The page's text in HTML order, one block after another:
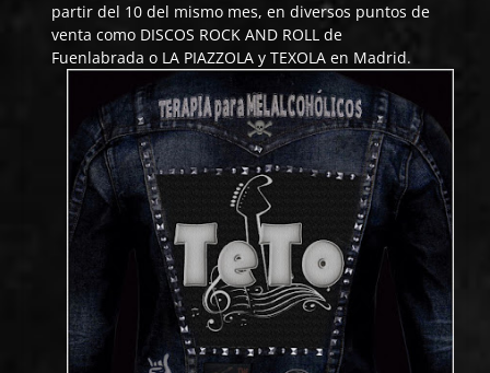
partir del 10 del mismo mes, en diversos puntos de
venta como DISCOS ROCK AND ROLL de
Fuenlabrada o LA PIAZZOLA yTEXOLA en Madrid.